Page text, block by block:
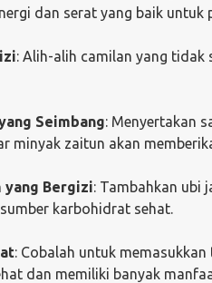
dan serat yang baik untuk
: Alih-alih camilan yang tidak
Seimbang: Menyertakan
minyak zaitun akan
yang Bergizi: Tambahkan ubi
karbohidrat sehat.
: Cobalah untuk
dan memiliki banyak